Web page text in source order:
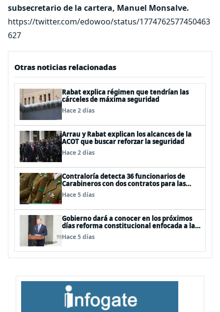
subsecretario de la cartera, Manuel Monsalve.
https://twitter.com/edowoo/status/1774762577450463
627
Otras noticias relacionadas
Rabat explica régimen que tendrían las
cárceles de máxima seguridad
Hace 2 días
Arrau y Rabat explican los alcances de la
ACOT que buscar reforzar la seguridad
Hace 2 días
Contraloría detecta 36 funcionarios de
Carabineros con dos contratos para las
mismas funciones
Hace 5 días
Gobierno dará a conocer en los próximos
días reforma constitucional enfocada a la
seguridad
Hace 5 días